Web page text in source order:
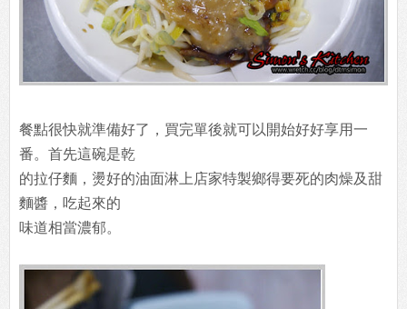
餐點很快就準備好了，買完單後就可以開始好好享用一
番。首先這碗是乾
的拉仔麵，燙好的油面淋上店家特製鄉得要死的肉燥及甜
麵醬，吃起來的
味道相當濃郁。